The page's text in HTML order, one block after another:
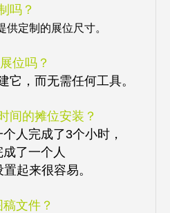
吗？
定制的展位尺寸。
位吗？
它，而无需任何工具。
间的摊位安装？
人完成了3个小时，
了一个人
起来很容易。
文件？